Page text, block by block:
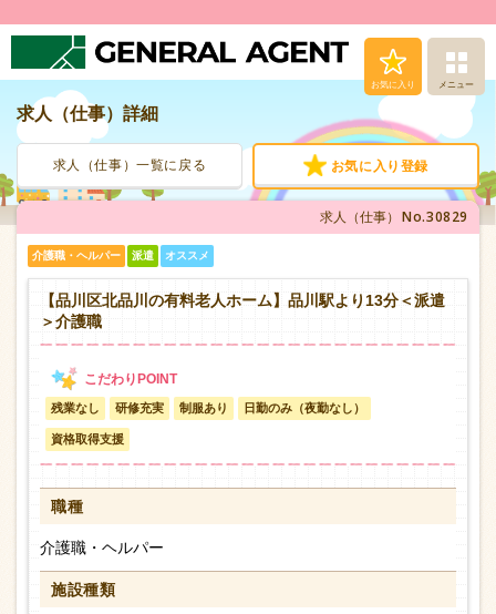
お気に入り メニュー
人材派遣サービス
転職支援サービス
登録から就業まで
お問い合わせ
求人（仕事）詳細
求人（仕事）一覧に戻る お気に入り登録
求人（仕事） No.30829
介護職・ヘルパー 派遣 オススメ
【品川区北品川の有料老人ホーム】品川駅より13分＜派遣
＞介護職
残業なし 研修充実 制服あり 日勤のみ（夜勤なし）
資格取得支援
職種
介護職・ヘルパー
施設種類